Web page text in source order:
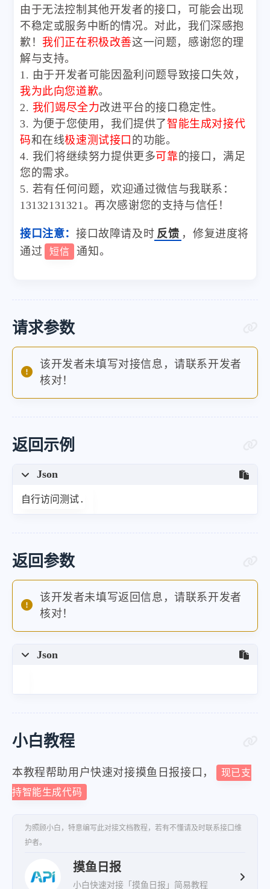
由于无法控制其他开发者的接口，可能会出现
不稳定或服务中断的情况。对此，我们深感抱
歉！ 我们正在积极改善这一问题，感谢您的理
解与支持。
1. 由于开发者可能因盈利问题导致接口失效，
我为此向您道歉。
2. 我们竭尽全力改进平台的接口稳定性。
3. 为便于您使用，我们提供了智能生成对接代
码和在线极速测试接口 的功能。
4. 我们将继续努力提供更多可靠的接口，满足
您的需求。
5. 若有任何问题，欢迎通过微信与我联系：
13132131321。再次感谢您的支持与信任！
接口注意： 接口故障请及时 反馈 ，修复进度将
通过
短信 通知。
请求参数
该开发者未填写对接信息，请联系开发者
核对！
返回示例
Json
自行访问测试.
返回参数
该开发者未填写返回信息，请联系开发者
核对！
Json
小白教程
本教程帮助用户快速对接摸鱼日报接口，
现已支
持智能生成代码
为照顾小白，特意编写此对接文档教程，若有不懂请及时联系接口维
护者。
摸鱼日报
小白快速对接「摸鱼日报」简易教程